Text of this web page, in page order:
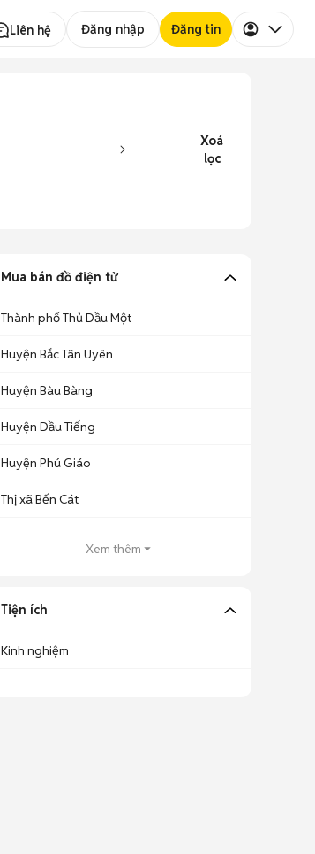
Liên hệ Đăng nhập Đăng tin
Xoá
lọc
Mua bán đồ điện tử
Thành phố Thủ Dầu Một
Huyện Bắc Tân Uyên
Huyện Bàu Bàng
Huyện Dầu Tiếng
Huyện Phú Giáo
Thị xã Bến Cát
Xem thêm
Tiện ích
Kinh nghiệm